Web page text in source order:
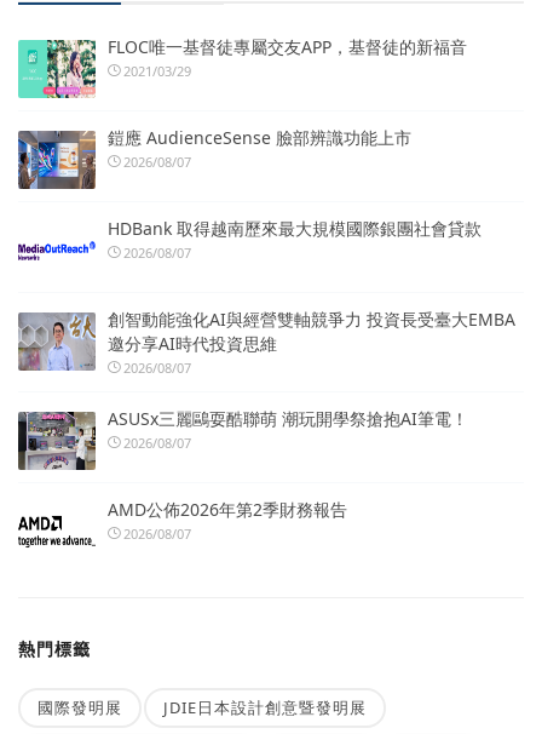
FLOC唯一基督徒專屬交友APP，基督徒的新福音
2021/03/29
鎧應 AudienceSense 臉部辨識功能上市
2026/08/07
HDBank 取得越南歷來最大規模國際銀團社會貸款
2026/08/07
創智動能強化AI與經營雙軸競爭力 投資長受臺大EMBA
邀分享AI時代投資思維
2026/08/07
ASUSx三麗鷗耍酷聯萌 潮玩開學祭搶抱AI筆電！
2026/08/07
AMD公佈2026年第2季財務報告
2026/08/07
熱門標籤
國際發明展 JDIE日本設計創意暨發明展